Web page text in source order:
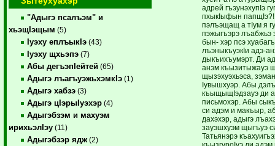
"Адыгэ псалъэм" и
хьэщIэщым (5)
Iуэху еплъыкIэ (43)
Iуэху щхьэпэ (7)
Абы дегъэпIейтей (65)
Адыгэ лъагъуэжьхэмкIэ (1)
Адыгэ хабзэ (3)
Адыгэ цIэрыIуэхэр (4)
Адыгэбзэм и махуэм
ирихьэлIэу (11)
Адыгэбзэр ядж (2)
адрей гъэунэхупIэ
пхыкIыфын папщIэ?!
пэлъэщащ а тIум я
пэжыгъэрэ лъабжьэ
бын- хэр псэ
лъэныкъуэкIи адэ-
дыкъихъумэрт. Ди
анэм къызитыжауэ
щызэхуэхьэса,
Iувышхуэр. Абы
къыщыщIэдзауэ ди
письмохэр. Абы
си адэм и макъыр,
дахэхэр, адыгэ
зауэшхуэм щыгъуэ
Татьянэрэ